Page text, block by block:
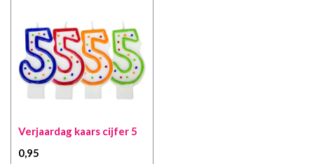
Verjaardag kaars cijfer 5
0 ,95